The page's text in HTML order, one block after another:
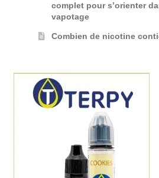
complet pour s’orienter
vapotage
Combien de nicotine